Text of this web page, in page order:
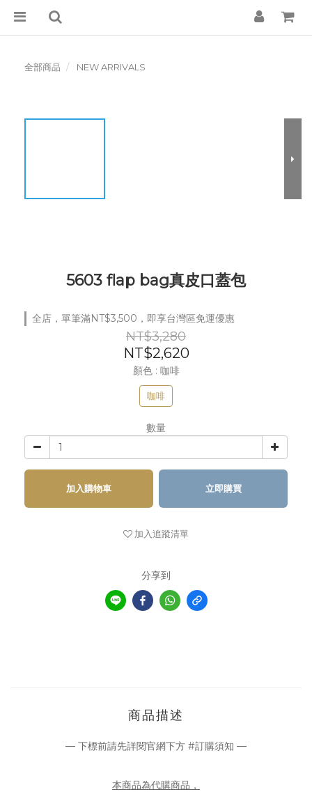
全部商品 NEW ARRIVALS
5603 flap bag真皮口蓋包
全店，單筆滿NT$3,500，即享台灣區免運優惠
NT$3,280
NT$2,620
顏色 : 咖啡
咖啡
數量
加入購物車 立即購買
加入追蹤清單
分享到
商品描述
— 下標前請先詳閱官網下方 #訂購須知 —
本商品為代購商品，